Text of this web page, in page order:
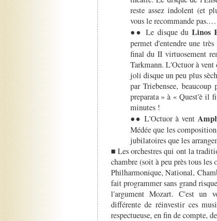
reste assez indolent (et
vous le recommande pas.…
●● Le disque du Linos
permet d'entendre une
final du II virtuosement
Tarkmann. L'Octuor à
joli disque un peu plus
par Triebensee,
preparata » à « Quest'è il
minutes !
●● L'Octuor à vent
Médée que les
jubilatoires que les
■ Les orchestres qui ont la
chambre (soit à peu près tous les
Philharmonique, National,
fait programmer sans grand
l'argument Mozart. C'est un
différente de réinvestir ces
respectueuse, en fin de compte,